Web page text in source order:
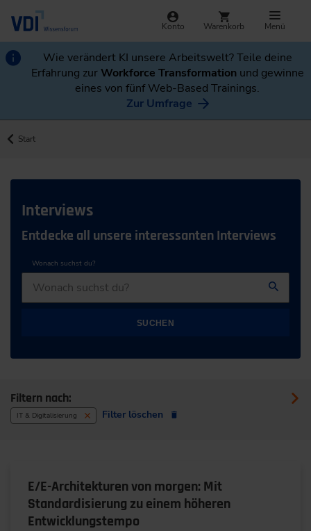
Konto Warenkorb Menü
Wie verändert KI unsere Arbeitswelt? Teile deine
Erfahrung zurWorkforce Transformation und gewinne
eines von fünf Web-Based Trainings.
Zur Umfrage
Start
Interviews
Entdecke all unsere interessanten Interviews
Wonach suchst du?
SUCHEN
Filtern nach:
IT & Digitalisierung Filter löschen
E/E-Architekturen von morgen: Mit
Standardisierung zu einem höheren
Entwicklungstempo